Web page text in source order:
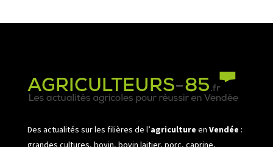
Des actualités sur les filières de l’agriculture en Vendée :
grandes cultures, bovin, bovin laitier, porc, caprine,